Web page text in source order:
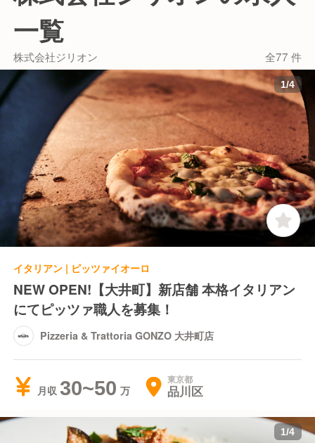
一覧
株式会社ジリオン 全77 件
1/4
イタリアン | ピッツァイオーロ
NEW OPEN!【大井町】新店舗 本格イタリアン
にてピッツァ職人を募集！
Pizzeria & Trattoria GONZO 大井町店
月収 30~50 東京都
品川区
1/4